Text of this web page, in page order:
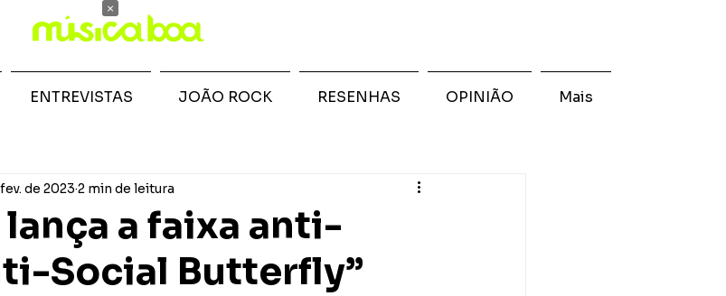
a faixa anti-
Social Butterfly”
de 2023 2 min de leitura
ENTREVISTAS JOÃO ROCK RESENHAS OPINIÃO Mais
×